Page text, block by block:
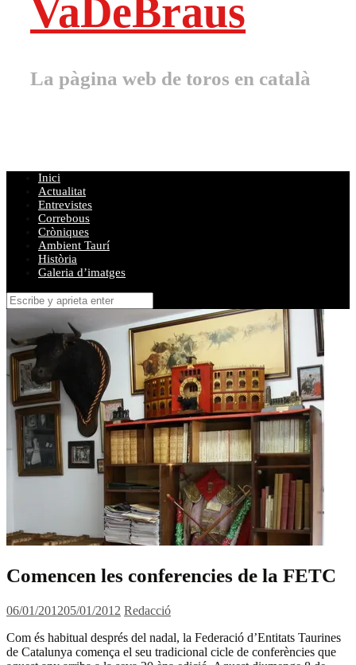
VaDeBraus
La pàgina web de toros en català
Inici
Actualitat
Entrevistes
Correbous
Cròniques
Ambient Taurí
Història
Galeria d’imatges
Buscar
por:
Comencen les conferencies de la FETC
06/01/201205/01/2012 Redacció
Com és habitual després del nadal, la Federació d’Entitats Taurines
de Catalunya comença el seu tradicional cicle de conferències que